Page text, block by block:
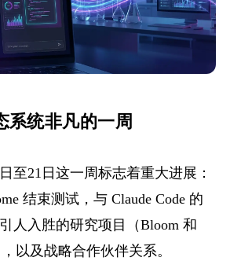
系统非凡的一周
至21日这一周标志着重大进展：
结束测试，与 Claude Code 的
人入胜的研究项目（Bloom 和
以及战略合作伙伴关系。